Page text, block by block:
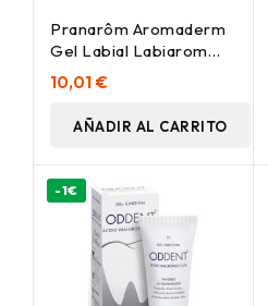
Pranarôm Aromaderm
Gel Labial Labiarom
Bio 5Ml
10,01 €
AÑADIR AL CARRITO
-1€